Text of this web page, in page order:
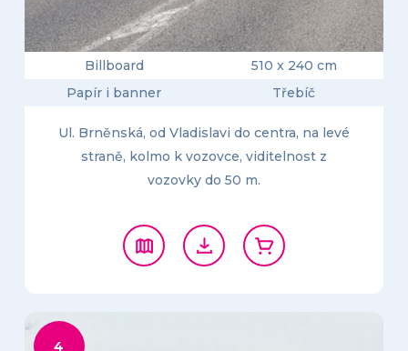
Billboard
510 x 240 cm
Papír i banner
Třebíč
Ul. Brněnská, od Vladislavi do centra, na levé
straně, kolmo k vozovce, viditelnost z
vozovky do 50 m.
4